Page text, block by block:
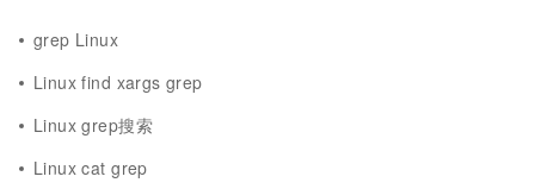
grep Linux
Linux find xargs grep
Linux grep搜索
Linux cat grep